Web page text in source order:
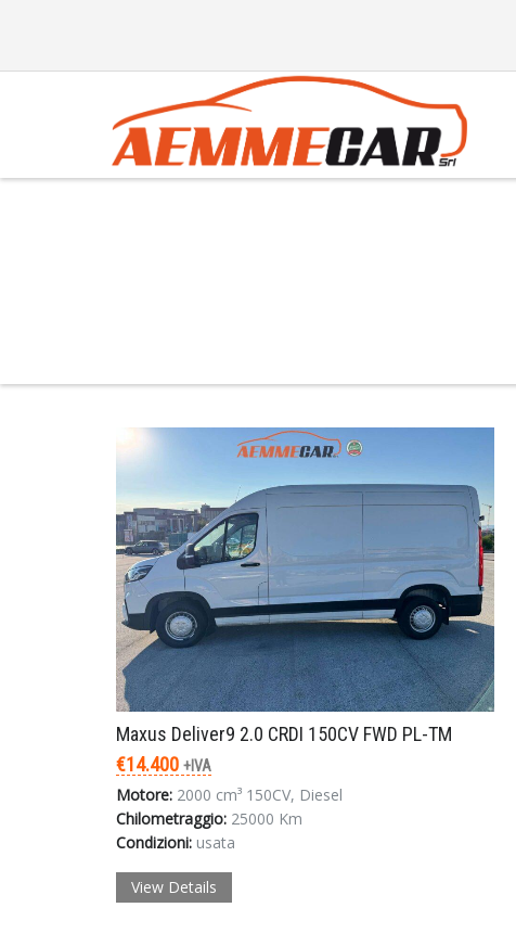
Maxus Deliver9 2.0 CRDI 150CV FWD PL-TM
€14.400 +IVA
Motore: 2000 cm³ 150CV, Diesel
Chilometraggio: 25000 Km
Condizioni: usata
View Details